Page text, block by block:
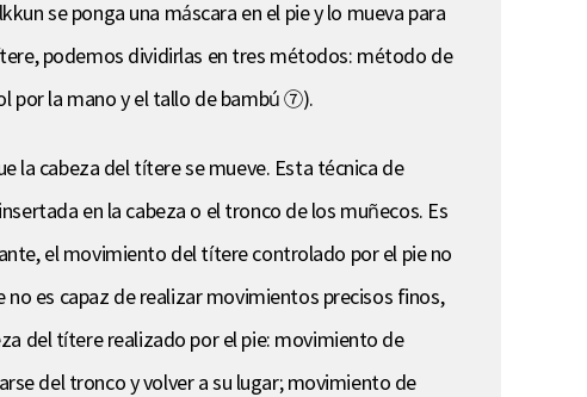
se ponga una máscara en el pie y lo mueva para
podemos dividirlas en tres métodos: método de
la mano y el tallo de bambú ⑦).
la cabeza del títere se mueve. Esta técnica de
en la cabeza o el tronco de los muñecos. Es
el movimiento del títere controlado por el pie no
es capaz de realizar movimientos precisos finos,
del títere realizado por el pie: movimiento de
del tronco y volver a su lugar; movimiento de